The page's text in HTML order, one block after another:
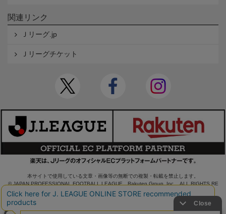
関連リンク
Ｊリーグ.jp
Ｊリーグチケット
本サイトで使用している文章・画像等の無断での複製・転載を禁止します。
© JAPAN PROFESSIONAL FOOTBALL LEAGUE Rakuten Group, Inc. ALL RIGHTS RE
SERVED.